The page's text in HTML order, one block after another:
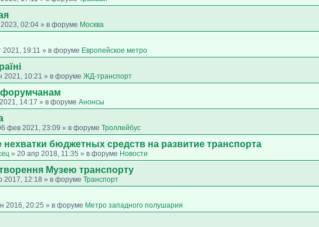
2023, 02:04 » в форуме Москва
2021, 19:11 » в форуме Европейское метро
2021, 10:21 » в форуме ЖД-транспорт
14:17 » в форуме Анонсы
фев 2021, 23:09 » в форуме Троллейбус
нехватки бюджетных средств на развитие транспорта
» 20 апр 2018, 11:35 » в форуме Новости
Музею транспорту
2017, 12:18 » в форуме Транспорт
2016, 20:25 » в форуме Метро западного полушария